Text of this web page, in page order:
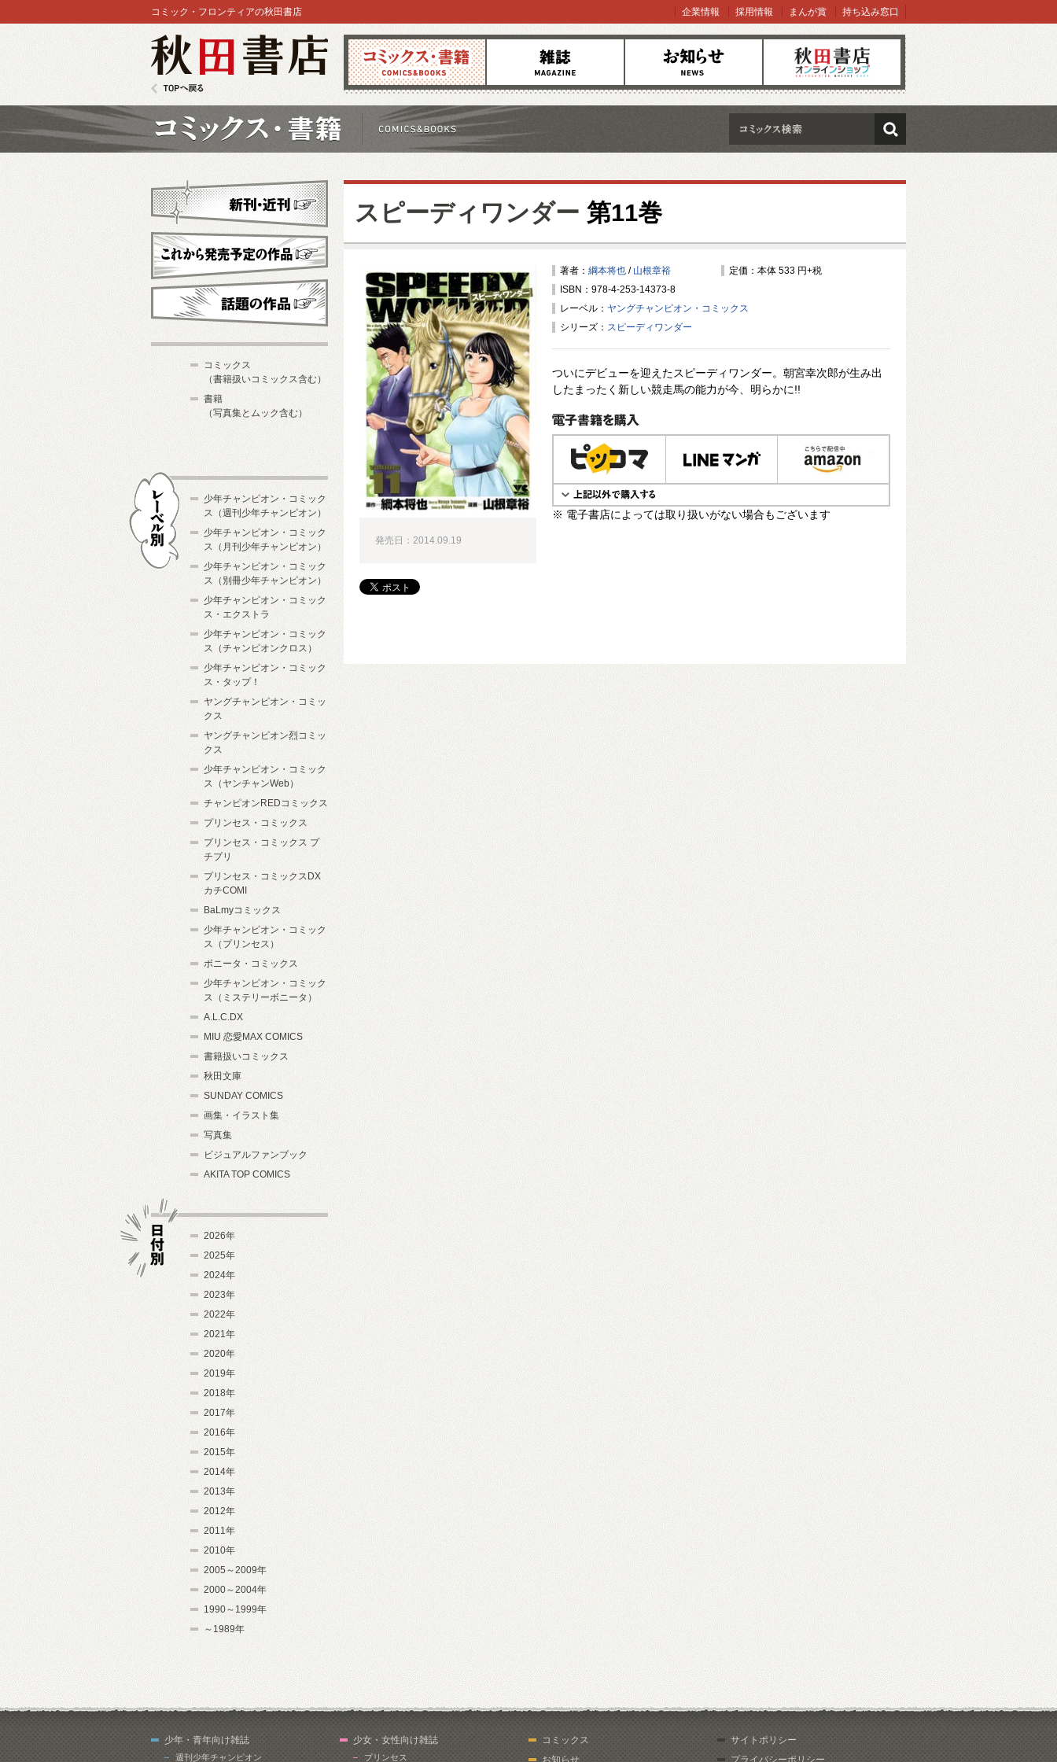
コミックス 雑誌 お知らせ オンラインショップ
コミック・フロンティアの秋田書店 企業情報 採用情報 まんが賞 持ち込み窓口
検索
スピーディワンダー 第11巻
著者： 綱本将也 / 山根章裕
定価：本体 533 円+税
ISBN：978-4-253-14373-8
レーベル： ヤングチャンピオン・コミックス
シリーズ： スピーディワンダー
ついにデビューを迎えたスピーディワンダー。朝宮幸次郎が生み出
したまったく新しい競走馬の能力が今、明らかに!!
電子書籍で購入
※ 電子書店によっては取り扱いがない場合もございます
発売日：2014.09.19
新刊・近刊
これから発売予定
コミックス
（書籍扱いコミックス含む）
書籍
（写真集とムック含む）
少年チャンピオン・コミック
ス（週刊少年チャンピオン）
少年チャンピオン・コミック
ス（月刊少年チャンピオン）
少年チャンピオン・コミック
ス（別冊少年チャンピオン）
少年チャンピオン・コミック
ス・エクストラ
少年チャンピオン・コミック
ス（チャンピオンクロス）
少年チャンピオン・コミック
ス・タップ！
ヤングチャンピオン・コミッ
クス
ヤングチャンピオン烈コミッ
クス
少年チャンピオン・コミック
ス（ヤンチャンWeb）
チャンピオンREDコミックス
プリンセス・コミックス
プリンセス・コミックス プ
チプリ
プリンセス・コミックスDX
カチCOMI
BaLmyコミックス
少年チャンピオン・コミック
ス（プリンセス）
ボニータ・コミックス
少年チャンピオン・コミック
ス（ミステリーボニータ）
A.L.C.DX
MIU 恋愛MAX COMICS
書籍扱いコミックス
秋田文庫
SUNDAY COMICS
画集・イラスト集
写真集
ビジュアルファンブック
AKITA TOP COMICS
2026年
2025年
2024年
2023年
2022年
2021年
2020年
2019年
2018年
2017年
2016年
2015年
2014年
2013年
2012年
2011年
2010年
2005～2009年
2000～2004年
1990～1999年
～1989年
少年・青年向け雑誌
週刊少年チャンピオン
少女・女性向け雑誌
プリンセス
コミックス
お知らせ
サイトポリシー
プライバシーポリシー